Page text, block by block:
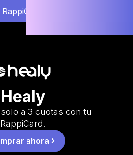
Healy
a 3 cuotas con tu
RappiCard.
ahora